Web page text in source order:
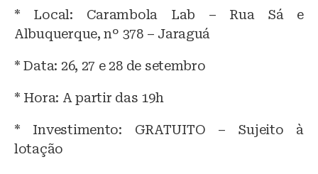
* Local: Carambola Lab – Rua Sá e
Albuquerque, nº 378 – Jaraguá
* Data: 26, 27 e 28 de setembro
* Hora: A partir das 19h
* Investimento: GRATUITO – Sujeito à
lotação